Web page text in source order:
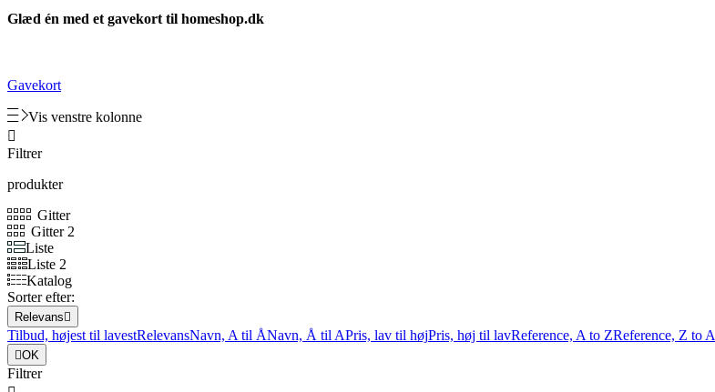
Glæd én med et gavekort til homeshop.dk
Gavekort
Vis venstre kolonne

Filtrer
produkter
Gitter
Gitter 2
Liste
Liste 2
Katalog
Sorter efter:
Relevans 
Tilbud, højest til lavestRelevansNavn, A til ÅNavn, Å til APris, lav til højPris, høj til lavReference, A to ZReference, Z to A
OK
Filtrer